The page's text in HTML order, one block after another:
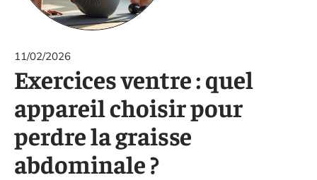
11/02/2026
Exercices ventre : quel
appareil choisir pour
perdre la graisse
abdominale ?